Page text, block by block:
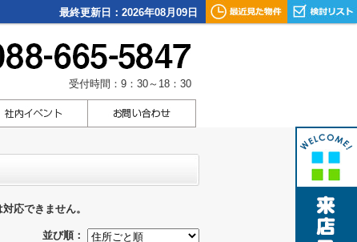
最終更新日：2026年08月09日
受付時間：9：30～18：30
応できません。
並び順：